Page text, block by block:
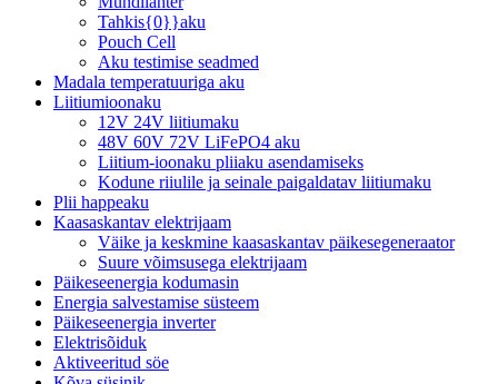
Tahkis{0}}aku
Pouch Cell
Aku testimise seadmed
Madala temperatuuriga aku
Liitiumioonaku
12V 24V liitiumaku
48V 60V 72V LiFePO4 aku
Liitium-ioonaku pliiaku asendamiseks
Kodune riiulile ja seinale paigaldatav liitiumaku
Plii happeaku
Kaasaskantav elektrijaam
Väike ja keskmine kaasaskantav päikesegeneraator
Suure võimsusega elektrijaam
Päikeseenergia kodumasin
Energia salvestamise süsteem
Päikeseenergia inverter
Elektrisõiduk
Aktiveeritud söe